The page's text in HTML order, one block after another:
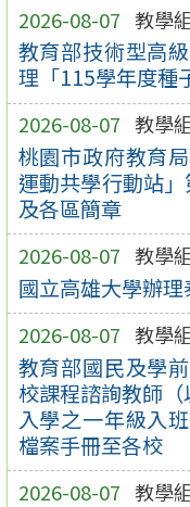
2026-08-07 教學
教育部技術型高
理「115學年度種
2026-08-07 教學
桃園市政府教育
運動共學行動站
及各區簡章
2026-08-07 教學
國立高雄大學辦
2026-08-07 教學
教育部國民及學
校課程諮詢教師
入學之一年級入
檔案手冊至各校
2026-08-07 教學